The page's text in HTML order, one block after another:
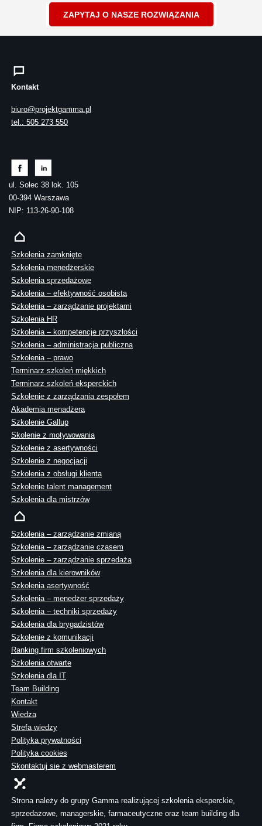
ZAPYTAJ O NASZE ROZWIĄZANIA
Kontakt
biuro@projektgamma.pl
tel.: 505 273 550
ul. Solec 38 lok. 105
00-394 Warszawa
NIP: 113-26-90-108
Szkolenia zamknięte
Szkolenia menedżerskie
Szkolenia sprzedażowe
Szkolenia – efektywność osobista
Szkolenia – zarządzanie projektami
Szkolenia HR
Szkolenia – kompetencje przyszłości
Szkolenia – administracja publiczna
Szkolenia – prawo
Terminarz szkoleń miękkich
Terminarz szkoleń eksperckich
Szkolenie z zarządzania zespołem
Akademia menadżera
Szkolenie Gallup
Skolenie z motywowania
Szkolenie z asertywności
Szkolenie z negocjacji
Szkolenia z obsługi klienta
Szkolenie talent management
Szkolenia dla mistrzów
Szkolenia – zarządzanie zmianą
Szkolenia – zarządzanie czasem
Szkolenie – zarządzanie sprzedażą
Szkolenia dla kierowników
Szkolenia asertywność
Szkolenia – menedżer sprzedaży
Szkolenia – techniki sprzedaży
Szkolenia dla brygadzistów
Szkolenie z komunikacji
Ranking firm szkoleniowych
Szkolenia otwarte
Szkolenia dla IT
Team Building
Kontakt
Wiedza
Strefa wiedzy
Polityka prywatności
Polityka cookies
Skontaktuj sie z webmasterem
Strona należy do grupy Gamma realizującej szkolenia eksperckie,
sprzedażowe, managerskie, farmaceutyczne oraz team building dla